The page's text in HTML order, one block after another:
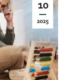
10
2025